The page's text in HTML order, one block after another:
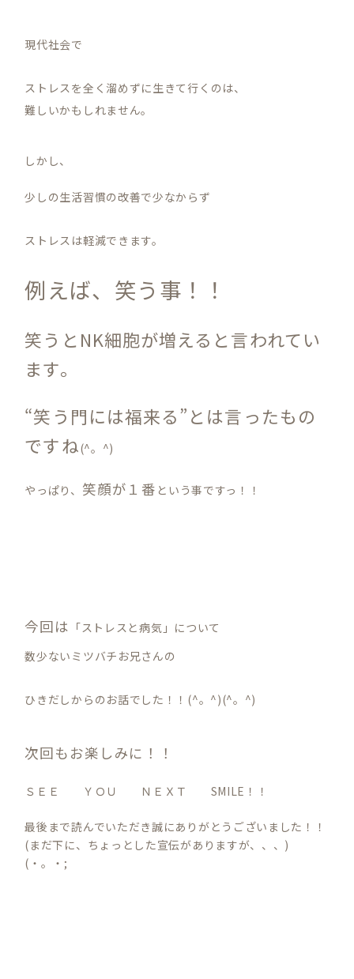
現代社会で
ストレスを全く溜めずに生きて行くのは、
難しいかもしれません。
しかし、
少しの生活習慣の改善で少なからず
ストレスは軽減できます。
例えば、笑う事！！
笑うとNK細胞が増えると言われてい
ます。
“笑う門には福来る”とは言ったもの
ですね(^。^)
やっぱり、 笑顔が１番 という事ですっ！！
今回は 「ストレスと病気」について
数少ないミツバチお兄さんの
ひきだしからのお話でした！！ (^。^)(^。^)
次回もお楽しみに！！
ＳＥＥ ＹＯＵ ＮＥＸＴ SMILE！！
最後まで読んでいただき誠にありがとうございました！！
(まだ下に、ちょっとした宣伝がありますが、、、)
(・。・;